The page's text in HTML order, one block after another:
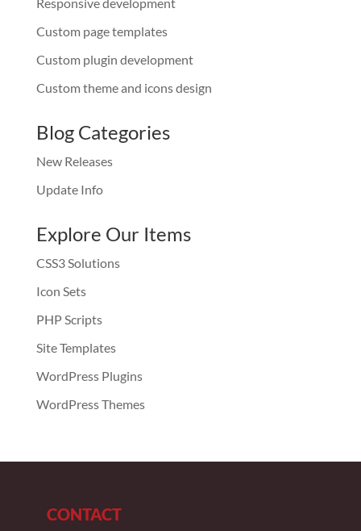
Custom page templates
Custom plugin development
Custom theme and icons design
Blog Categories
New Releases
Update Info
Explore Our Items
CSS3 Solutions
Icon Sets
PHP Scripts
Site Templates
WordPress Plugins
WordPress Themes
CONTACT